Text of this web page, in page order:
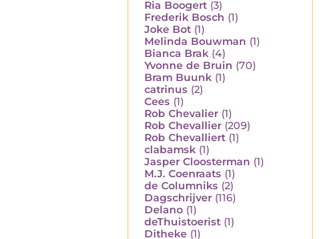
Ria Boogert (3)
Frederik Bosch (1)
Joke Bot (1)
Melinda Bouwman (1)
Bianca Brak (4)
Yvonne de Bruin (70)
Bram Buunk (1)
catrinus (2)
Cees (1)
Rob Chevalier (1)
Rob Chevallier (209)
Rob Chevalliert (1)
clabamsk (1)
Jasper Cloosterman (1)
M.J. Coenraats (1)
de Columniks (2)
Dagschrijver (116)
Delano (1)
deThuistoerist (1)
Ditheke (1)